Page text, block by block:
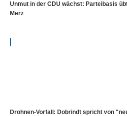
Unmut in der CDU wächst: Parteibasis
Merz
Drohnen-Vorfall: Dobrindt spricht von